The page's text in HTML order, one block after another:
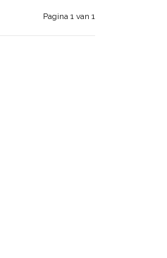
Pagina 1 van 1